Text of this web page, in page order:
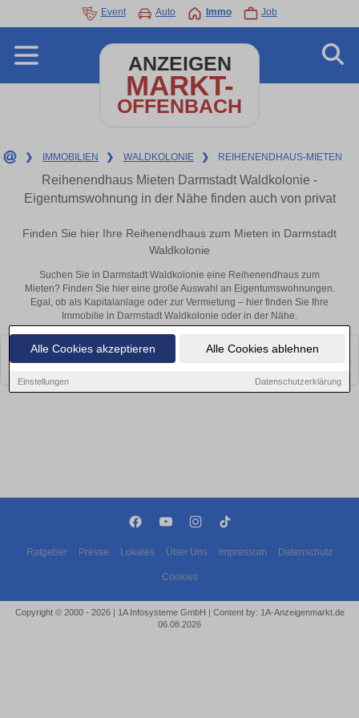
Alle Cookies akzeptieren Alle Cookies ablehnen
Einstellungen Datenschutzerklärung
Event Auto Immo Job
ANZEIGEN
MARKT-
OFFENBACH
❯ IMMOBILIEN ❯ WALDKOLONIE ❯ REIHENENDHAUS-MIETEN
Reihenendhaus Mieten Darmstadt Waldkolonie -
Eigentumswohnung in der Nähe finden auch von privat
Finden Sie hier Ihre Reihenendhaus zum Mieten in Darmstadt
Waldkolonie
Suchen Sie in Darmstadt Waldkolonie eine Reihenendhaus zum
Mieten? Finden Sie hier eine große Auswahl an Eigentumswohnungen.
Egal, ob als Kapitalanlage oder zur Vermietung – hier finden Sie Ihre
Immobilie in Darmstadt Waldkolonie oder in der Nähe.
Leider konnten wir derzeit keine passenden Objekte finden. Schauen Sie
bald wieder vorbei!
Ratgeber Presse Lokales Über Uns Impressum Datenschutz
Cookies
Copyright © 2000 - 2026 | 1A Infosysteme GmbH | Content by: 1A-Anzeigenmarkt.de
06.08.2026